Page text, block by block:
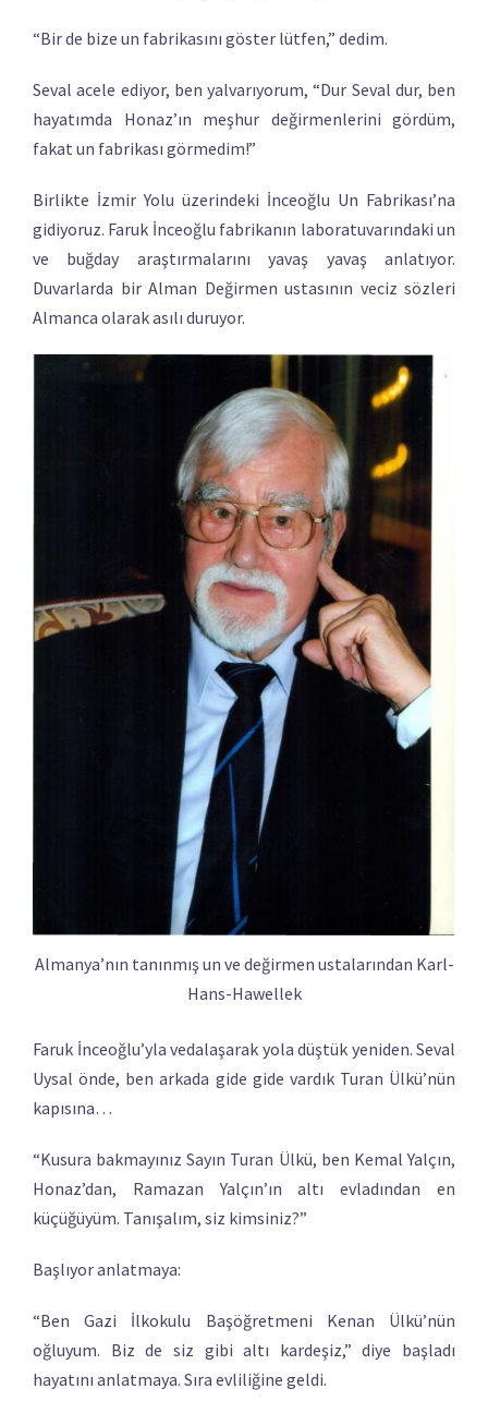
“Bir de bize un fabrikasını göster lütfen,” dedim.
Seval acele ediyor, ben yalvarıyorum, “Dur Seval dur, ben
hayatımda Honaz’ın meşhur değirmenlerini gördüm,
fakat un fabrikası görmedim!”
Birlikte İzmir Yolu üzerindeki İnceoğlu Un Fabrikası’na
gidiyoruz. Faruk İnceoğlu fabrikanın laboratuvarındaki un
ve buğday araştırmalarını yavaş yavaş anlatıyor.
Duvarlarda bir Alman Değirmen ustasının veciz sözleri
Almanca olarak asılı duruyor.
Almanya’nın tanınmış un ve değirmen ustalarından Karl-
Hans-Hawellek
Faruk İnceoğlu’yla vedalaşarak yola düştük yeniden. Seval
Uysal önde, ben arkada gide gide vardık Turan Ülkü’nün
kapısına…
“Kusura bakmayınız Sayın Turan Ülkü, ben Kemal Yalçın,
Honaz’dan, Ramazan Yalçın’ın altı evladından en
küçüğüyüm. Tanışalım, siz kimsiniz?”
Başlıyor anlatmaya:
“Ben Gazi İlkokulu Başöğretmeni Kenan Ülkü’nün
oğluyum. Biz de siz gibi altı kardeşiz,” diye başladı
hayatını anlatmaya. Sıra evliliğine geldi.